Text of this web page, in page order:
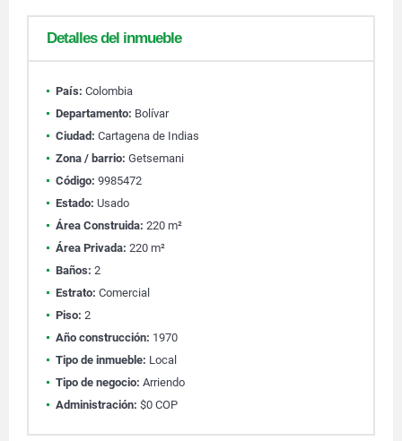
Detalles del inmueble
País: Colombia
Departamento: Bolívar
Ciudad: Cartagena de Indias
Zona / barrio: Getsemani
Código: 9985472
Estado: Usado
Área Construida: 220 m²
Área Privada: 220 m²
Baños: 2
Estrato: Comercial
Piso: 2
Año construcción: 1970
Tipo de inmueble: Local
Tipo de negocio: Arriendo
Administración: $0 COP